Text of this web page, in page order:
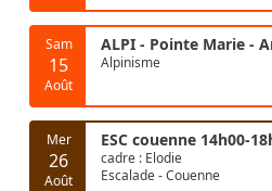
Sam
15
Août
ALPI - Pointe Marie -
Alpinisme
Mer
26
Août
ESC couenne 14h00-
cadre : Elodie
Escalade - Couenne